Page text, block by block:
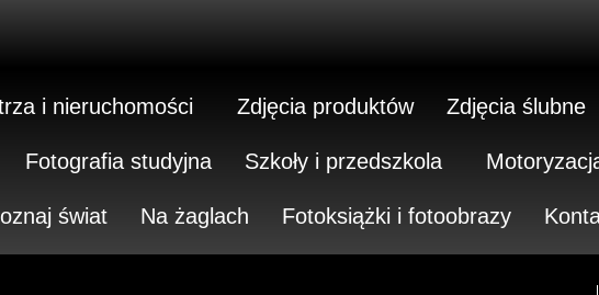
i nieruchomości Zdjęcia produktów Zdjęcia ślubne
Fotografia studyjna Szkoły i przedszkola
świat Na żaglach Fotoksiążki i fotoobrazy